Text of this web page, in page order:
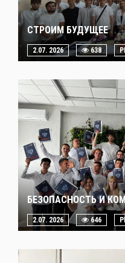
СТРОИМ БУДУЩЕЕ
2.07. 2026 638
БЕЗОПАСНОСТЬ И
2.07. 2026 646